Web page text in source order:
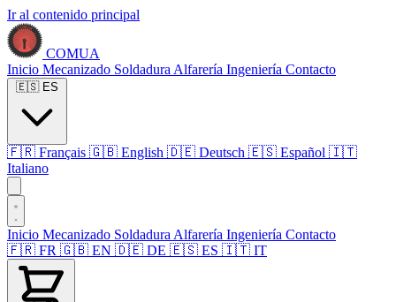
Ir al contenido principal
COMUA
Inicio Mecanizado Soldadura Alfarería Ingeniería Contacto
🇪🇸
🇫🇷 Français 🇬🇧 English 🇩🇪 Deutsch 🇪🇸 Español 🇮🇹
Italiano
Inicio Mecanizado Soldadura Alfarería Ingeniería Contacto
🇫🇷 FR 🇬🇧 EN 🇩🇪 DE 🇪🇸 ES 🇮🇹 IT